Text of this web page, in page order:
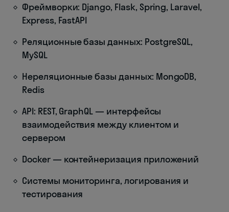
Фреймворки: Django, Flask, Spring, Laravel,
Express, FastAPI
Реляционные базы данных: PostgreSQL,
MySQL
Нереляционные базы данных: MongoDB,
Redis
API: REST, GraphQL — интерфейсы
взаимодействия между клиентом и
сервером
Docker — контейнеризация приложений
Системы мониторинга, логирования и
тестирования